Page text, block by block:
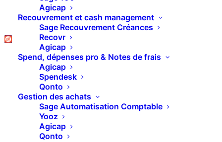
Agicap
Recouvrement et cash management
Sage Recouvrement Créances
Recovr
Agicap
Spend, dépenses pro & Notes de frais
Agicap
Spendesk
Qonto
Gestion des achats
Sage Automatisation Comptable
Yooz
Agicap
Qonto
« Ai-je réellement besoin d’un CRM ? vu la petite
taille de mon entreprise cela ne me sera pas utile
non ? Une question assez récurrente dans notre
secteur d’activité cependant il faut se sortir cette
idée de la tête ! Un CRM peut être utile quelque
soit la taille de votre structure c’est seulement sa
forme et son utilisation qui vont différer.
D’ailleurs on va parler d’un truc bien utile avec un
CRM : le « smarketing ».